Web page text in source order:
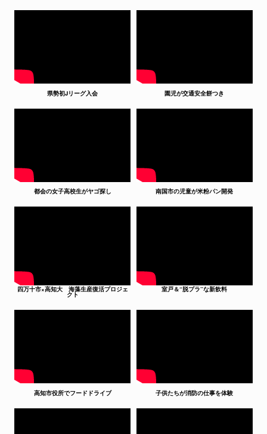
県勢初Jリーグ入会 園児が交通安全餅つき
都会の女子高校生がヤゴ探し 南国市の児童が米粉パン開発
四万十市×高知大 海藻生産復活プロジェ
クト
室戸＆“脱プラ”な新飲料
高知市役所でフードドライブ 子供たちが消防の仕事を体験